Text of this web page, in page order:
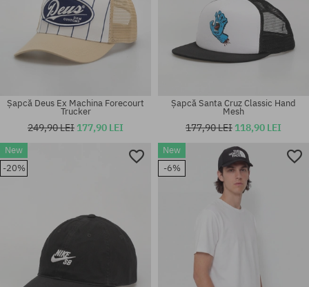
Mărimi existente:
S-M
Mărimi existente:
L-XL; S-M
Șapcă Deus Ex Machina Forecourt
Trucker
249,90 LEI 177,90 LEI
Șapcă Santa Cruz Classic Hand
Mesh
177,90 LEI 118,90 LEI
New
-20%
New
-6%